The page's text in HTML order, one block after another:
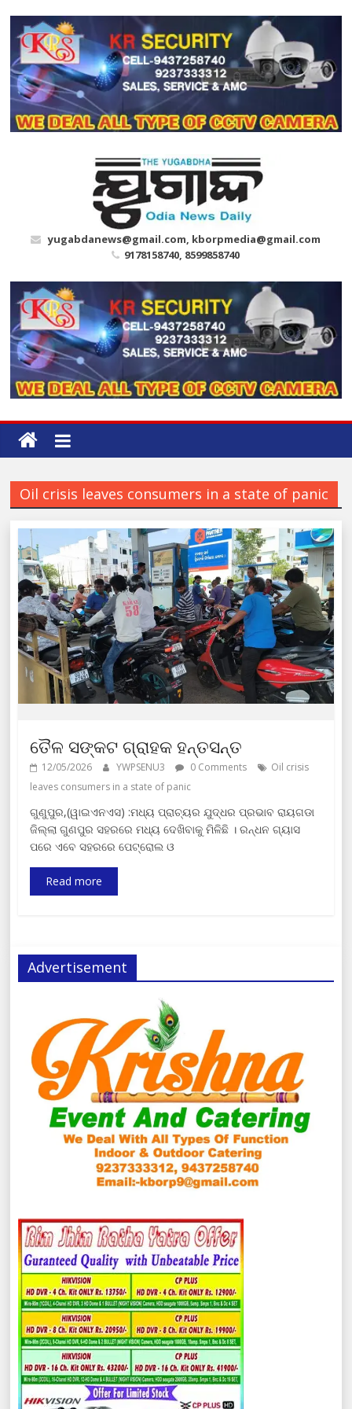
content
yugabdanews@gmail.com, kborpmedia@gmail.com
9178158740, 8599858740
Oil crisis leaves consumers in a state of panic
ତୈଳ ସଙ୍କଟ ଗ୍ରାହକ ହନ୍ତସନ୍ତ
12/05/2026 YWPSENU3 0 Comments
Oil crisis
leaves consumers in a state of panic
ଗୁଣୁପୁର,(ୱାଇଏନଏସ) :ମଧ୍ୟ ପ୍ରାଚ୍ୟର ଯୁଦ୍ଧର ପ୍ରଭାବ ରାୟଗଡା
ଜିଲ୍ଲା ଗୁଣପୁର ସହରରେ ମଧ୍ୟ ଦେଖିବାକୁ ମିଳିଛି । ରନ୍ଧନ ଗ୍ୟାସ
ପରେ ଏବେ ସହରରେ ପେଟ୍ରୋଲ ଓ
Read more
Advertisement